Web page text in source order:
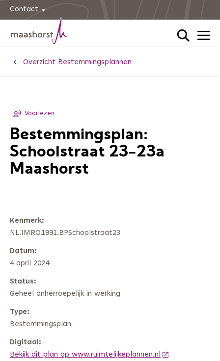
Contact
HomeOverzicht Bestemmingsplannen
Voorlezen
Bestemmingsplan:
Schoolstraat 23-23a
Maashorst
Kenmerk
NL.IMRO.1991.BPSchoolstraat23
Datum
4 april 2024
Status
Geheel onherroepelijk in werking
Type
Bestemmingsplan
Digitaal
Bekijk dit plan op www.ruimtelijkeplannen.nl (Deze link gaat